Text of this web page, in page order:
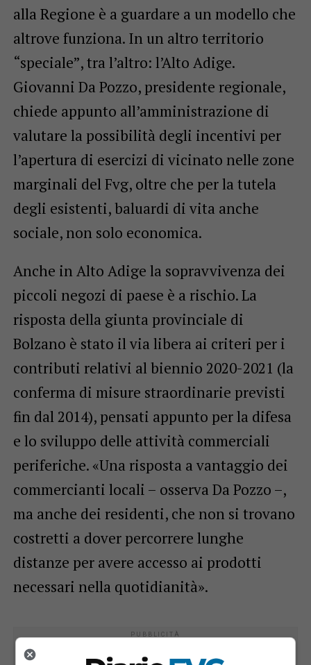
alla Regione è a guardare a un modello che
altrove funziona. In un altro territorio
“speciale”, tra l’altro: l’Alto Adige.
Giovanni Da Pozzo, presidente regionale,
chiede appunto all’amministrazione di
valutare la possibilità degli incentivi per
l’apertura di esercizi di vicinato nelle zone
marginali del Fvg, oltre che per la tutela
degli esistenti, baluardi di vita anche
sociale, non solo economica.
Anche in Alto Adige la sopravvivenza dei
piccoli negozi di paese è a rischio. La
risposta della giunta provinciale di
Bolzano è stato il via libera ai criteri per i
contributi relativi al biennio 2020-2021 (la
conferma di misure straordinarie previsti
fin dal 2014), pensati appunto per la difesa
e lo sviluppo delle attività commerciali
periferiche. «Una risposta a vantaggio dei
commercianti locali – osserva Da Pozzo –,
ma anche dei residenti, che non si trovano
costretti a dover percorrere lunghe
distanze per avere accesso ai prodotti
necessari nella quotidianità».